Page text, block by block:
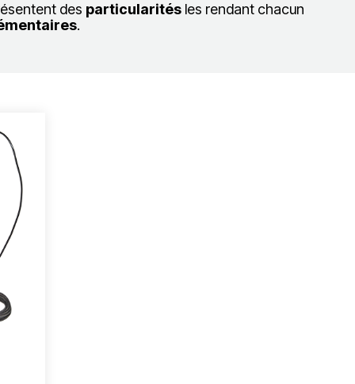
des particularités les rendant chacun
.